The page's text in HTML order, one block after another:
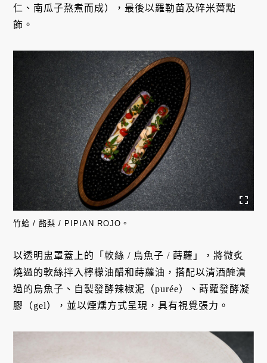
仁、南瓜子熬煮而成），最後以羅勒苗及碎米薺點
飾。
竹蛤 / 酪梨 / PIPIAN ROJO。
以透明盅罩蓋上的「軟絲 / 烏魚子 / 蒔蘿」，將微炙
燒過的軟絲拌入檸檬油醋和蒔蘿油，搭配以清酒醃漬
過的烏魚子、自製發酵辣椒泥（purée）、蒔蘿發酵凝
膠（gel），並以煙燻方式呈現，具有視覺張力。